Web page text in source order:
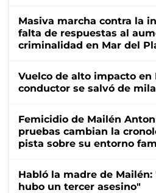
Masiva marcha contra la
falta de respuestas al
criminalidad en Mar del
Vuelco de alto impacto en
conductor se salvó de
Femicidio de Mailén
pruebas cambian la
pista sobre su entorno
Habló la madre de Mailén:
hubo un tercer asesino"